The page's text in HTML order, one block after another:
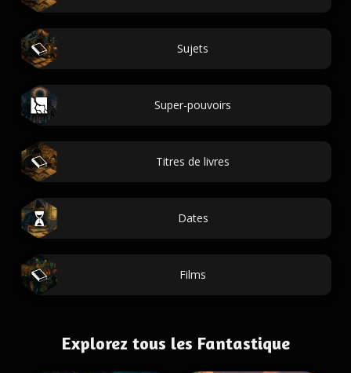
Sujets
Super-pouvoirs
Titres de livres
Dates
Films
Explorez tous les Fantastique